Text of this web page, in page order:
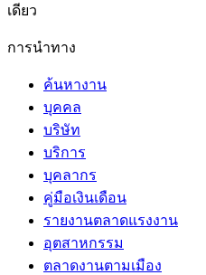
เดียว
การนำทาง
ค้นหางาน
บุคคล
บริษัท
บริการ
บุคลากร
คู่มือเงินเดือน
รายงานตลาดแรงงาน
อุตสาหกรรม
ตลาดงานตามเมือง